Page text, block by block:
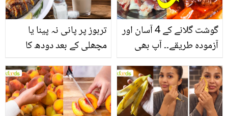
تربوز پر پانی نہ پینا یا
مچھلی کے بعد دودھ کا
سے متعلق غلط فہمیوں کی
حقیقت کیا ہے اور افواہ
کیا؟
گوشت گلانے کے 4 آسان اور
آزمودہ طریقے۔۔ آپ بھی
بتائے راز